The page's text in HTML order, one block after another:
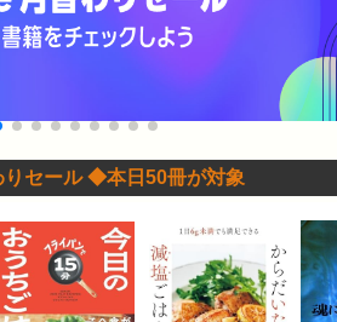
りセール ◆本日50冊が対象